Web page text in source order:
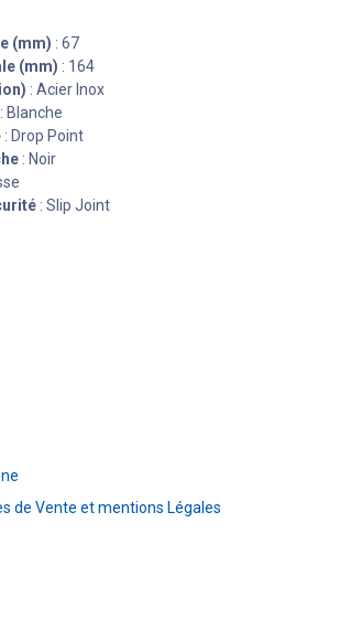
(mm) : 67
(mm) : 164
: Acier Inox
: Blanche
: Drop Point
: Noir
: Slip Joint
de Vente et mentions Légales